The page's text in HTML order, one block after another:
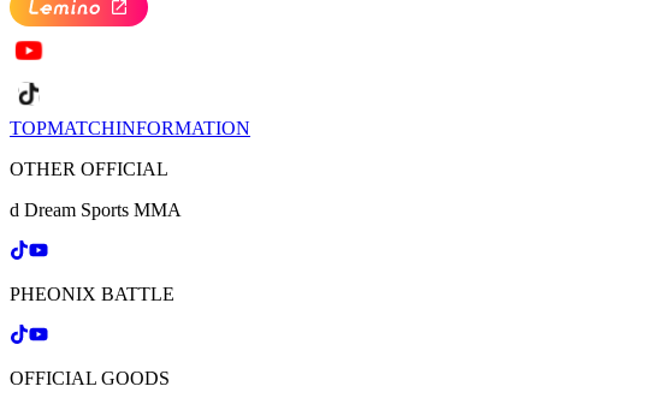
TOPMATCHINFORMATION
OTHER OFFICIAL
d Dream Sports MMA
PHEONIX BATTLE
OFFICIAL GOODS